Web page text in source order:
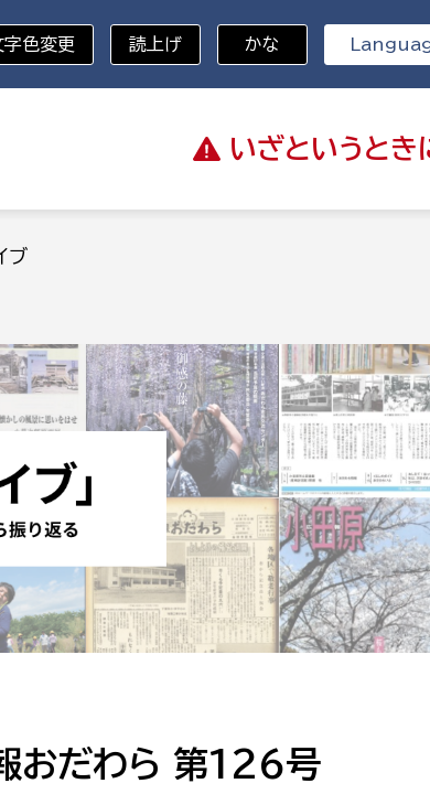
いざと いうとき
防災・ハザードマップ 避難
税
教育・子育て
防災・安全
福祉・健康
環境・エネルギー
都市基盤
策課
ル推進課
総務課
職員課
財産管理課
契約検査課
市税総務課
市民税課
資産税課
文化部
生涯学習課
文化財課
字色変更 読上げ かな
ブ
おだわら 第126号